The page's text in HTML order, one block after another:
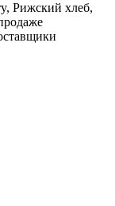
Рижский хлеб,